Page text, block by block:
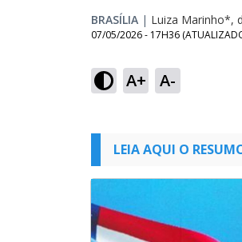
BRASÍLIA | Luiza Marinho*,
07/05/2026 - 17H36
A+ A-
LEIA AQUI O